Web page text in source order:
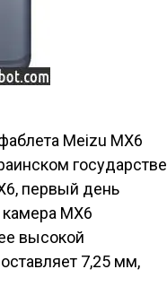
Meizu MX6
государстве
первый день
MX6
высокой
7,25 мм,